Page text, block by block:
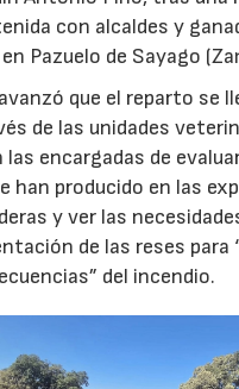
con alcaldes y
Pazuelo de Sayago
que el reparto se
de las unidades
las encargadas de
han producido en las
y ver las
de las reses para
del incendio.